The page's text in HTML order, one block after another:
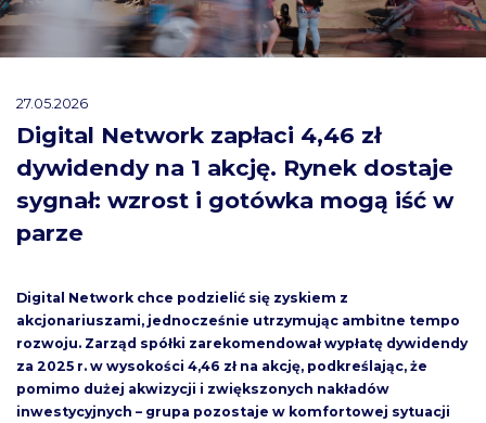
27.05.2026
Digital Network zapłaci 4,46 zł
dywidendy na 1 akcję. Rynek dostaje
sygnał: wzrost i gotówka mogą iść w
parze
Digital Network chce podzielić się zyskiem z
akcjonariuszami, jednocześnie utrzymując ambitne tempo
rozwoju. Zarząd spółki zarekomendował wypłatę dywidendy
za 2025 r. w wysokości 4,46 zł na akcję, podkreślając, że
pomimo dużej akwizycji i zwiększonych nakładów
inwestycyjnych – grupa pozostaje w komfortowej sytuacji